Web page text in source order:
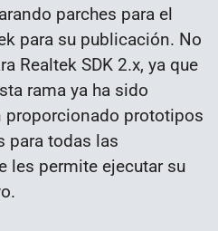
parches para el
para su publicación. No
Realtek SDK 2.x, ya que
rama ya ha sido
proporcionado prototipos
para todas las
les permite ejecutar su